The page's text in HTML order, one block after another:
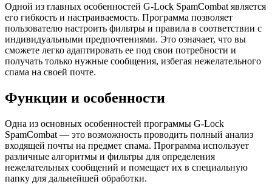
Одной из главных особенностей G-Lock SpamCombat является
его гибкость и настраиваемость. Программа позволяет
пользователю настроить фильтры и правила в соответствии с
индивидуальными предпочтениями. Это означает, что вы
сможете легко адаптировать ее под свои потребности и
получать только нужные сообщения, избегая нежелательного
спама на своей почте.
Функции и особенности
Одна из основных особенностей программы G-Lock
SpamCombat — это возможность проводить полный анализ
входящей почты на предмет спама. Программа использует
различные алгоритмы и фильтры для определения
нежелательных сообщений и помещает их в специальную
папку для дальнейшей обработки.